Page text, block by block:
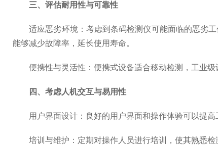
三、评估耐用性与可靠性
适应恶劣环境：考虑到条码检测仪可能面临的恶劣工
能够减少故障率，延长使用寿命。
便携性与灵活性：便携式设备适合移动检测，工业级
四、考虑人机交互与易用性
用户界面设计：良好的用户界面和操作体验可以提高
培训与维护：定期对操作人员进行培训，使其熟悉检